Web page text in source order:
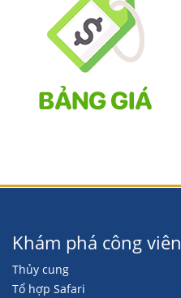
Khám phá công viên
Thủy cung
Tổ hợp Safari